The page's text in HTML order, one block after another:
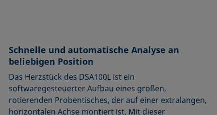
Schnelle und automatische Analyse an
beliebigen Position
Das Herzstück des DSA100L ist ein
softwaregesteuerter Aufbau eines großen,
rotierenden Probentisches, der auf einer extralangen,
horizontalen Achse montiert ist. Mit dieser